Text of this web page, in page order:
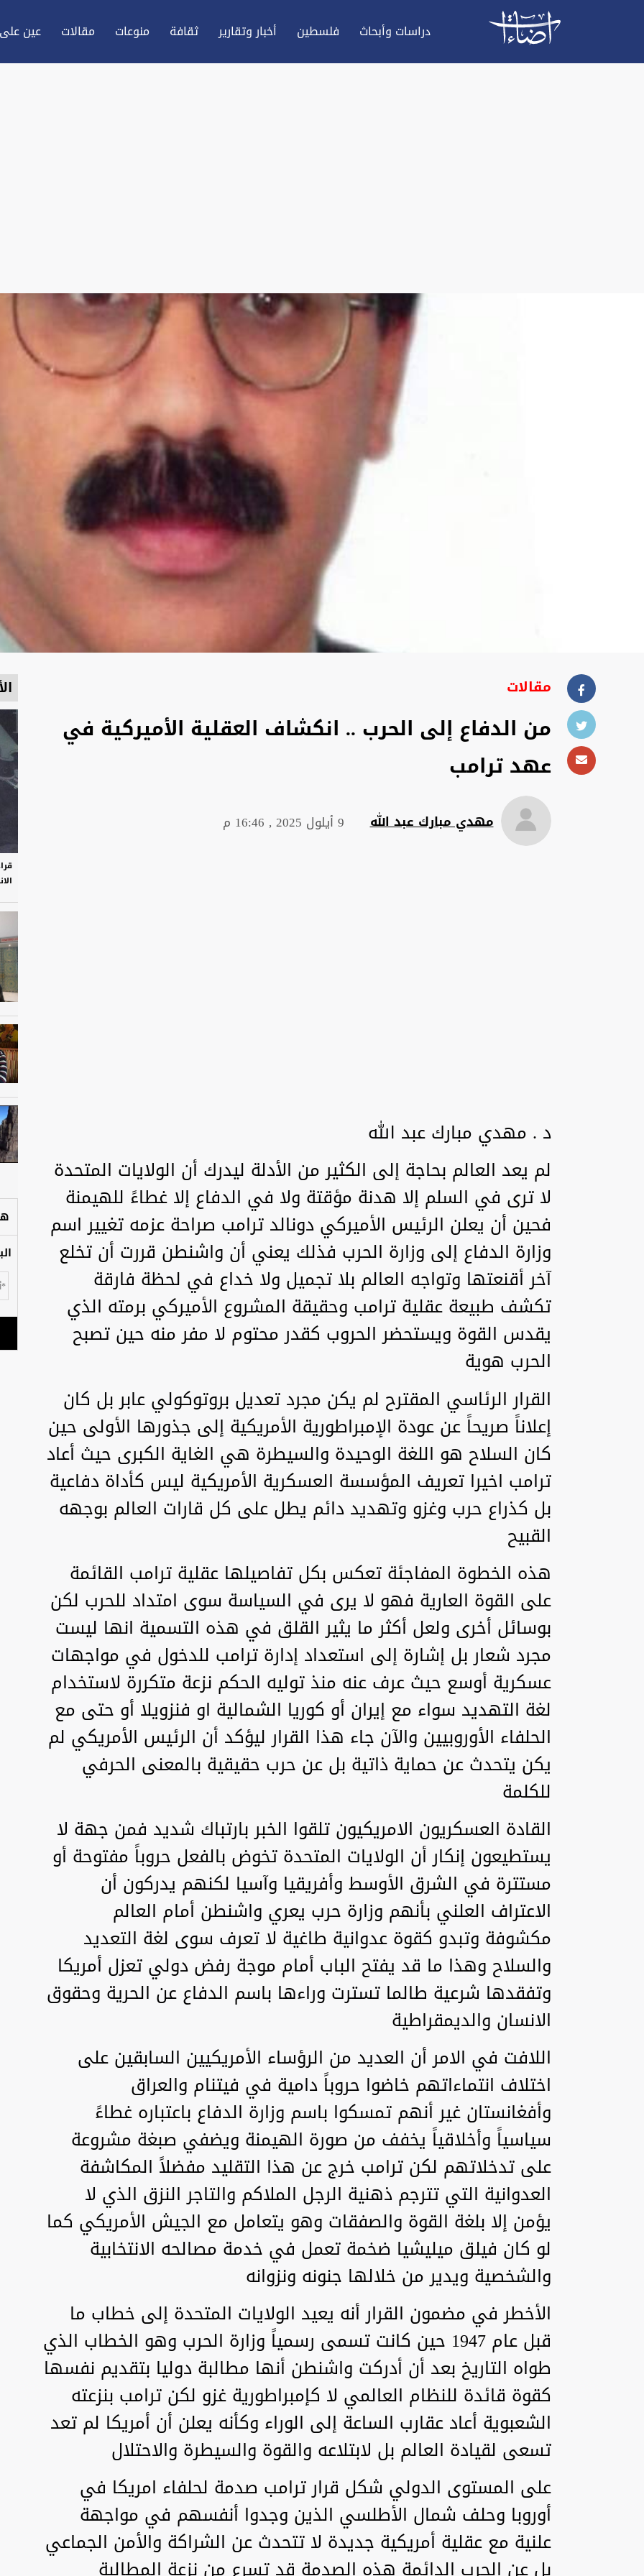
دراسات وأبحاث فلسطين أخبار وتقارير ثقافة منوعات مقالات عين
مقالات
من الدفاع إلى الحرب .. انكشاف العقلية الأميركية في
عهد ترامب
مهدي مبارك عبد الله 9 أيلول 2025 , 16:46 م
د . مهدي مبارك عبد الله
لم يعد العالم بحاجة إلى الكثير من الأدلة ليدرك أن الولايات المتحدة
لا ترى في السلم إلا هدنة مؤقتة ولا في الدفاع إلا غطاءً للهيمنة
فحين أن يعلن الرئيس الأميركي دونالد ترامب صراحة عزمه تغيير اسم
وزارة الدفاع إلى وزارة الحرب فذلك يعني أن واشنطن قررت أن تخلع
آخر أقنعتها وتواجه العالم بلا تجميل ولا خداع في لحظة فارقة
تكشف طبيعة عقلية ترامب وحقيقة المشروع الأميركي برمته الذي
يقدس القوة ويستحضر الحروب كقدر محتوم لا مفر منه حين تصبح
الحرب هوية
القرار الرئاسي المقترح لم يكن مجرد تعديل بروتوكولي عابر بل كان
إعلاناً صريحاً عن عودة الإمبراطورية الأمريكية إلى جذورها الأولى حين
كان السلاح هو اللغة الوحيدة والسيطرة هي الغاية الكبرى حيث أعاد
ترامب اخيرا تعريف المؤسسة العسكرية الأمريكية ليس كأداة دفاعية
بل كذراع حرب وغزو وتهديد دائم يطل على كل قارات العالم بوجهه
القبيح
هذه الخطوة المفاجئة تعكس بكل تفاصيلها عقلية ترامب القائمة
على القوة العارية فهو لا يرى في السياسة سوى امتداد للحرب لكن
بوسائل أخرى ولعل أكثر ما يثير القلق في هذه التسمية انها ليست
مجرد شعار بل إشارة إلى استعداد إدارة ترامب للدخول في مواجهات
عسكرية أوسع حيث عرف عنه منذ توليه الحكم نزعة متكررة لاستخدام
لغة التهديد سواء مع إيران أو كوريا الشمالية او فنزويلا أو حتى مع
الحلفاء الأوروبيين والآن جاء هذا القرار ليؤكد أن الرئيس الأمريكي لم
يكن يتحدث عن حماية ذاتية بل عن حرب حقيقية بالمعنى الحرفي
للكلمة
القادة العسكريون الامريكيون تلقوا الخبر بارتباك شديد فمن جهة لا
يستطيعون إنكار أن الولايات المتحدة تخوض بالفعل حروباً مفتوحة أو
مستترة في الشرق الأوسط وأفريقيا وآسيا لكنهم يدركون أن
الاعتراف العلني بأنهم وزارة حرب يعري واشنطن أمام العالم
مكشوفة وتبدو كقوة عدوانية طاغية لا تعرف سوى لغة التعديد
والسلاح وهذا ما قد يفتح الباب أمام موجة رفض دولي تعزل أمريكا
وتفقدها شرعية طالما تسترت وراءها باسم الدفاع عن الحرية وحقوق
الانسان والديمقراطية
اللافت في الامر أن العديد من الرؤساء الأمريكيين السابقين على
اختلاف انتماءاتهم خاضوا حروباً دامية في فيتنام والعراق
وأفغانستان غير أنهم تمسكوا باسم وزارة الدفاع باعتباره غطاءً
سياسياً وأخلاقياً يخفف من صورة الهيمنة ويضفي صبغة مشروعة
على تدخلاتهم لكن ترامب خرج عن هذا التقليد مفضلاً المكاشفة
العدوانية التي تترجم ذهنية الرجل الملاكم والتاجر النزق الذي لا
يؤمن إلا بلغة القوة والصفقات وهو يتعامل مع الجيش الأمريكي كما
لو كان فيلق ميليشيا ضخمة تعمل في خدمة مصالحه الانتخابية
والشخصية ويدير من خلالها جنونه ونزوانه
الأخطر في مضمون القرار أنه يعيد الولايات المتحدة إلى خطاب ما
قبل عام 1947 حين كانت تسمى رسمياً وزارة الحرب وهو الخطاب الذي
طواه التاريخ بعد أن أدركت واشنطن أنها مطالبة دوليا بتقديم نفسها
كقوة قائدة للنظام العالمي لا كإمبراطورية غزو لكن ترامب بنزعته
الشعبوية أعاد عقارب الساعة إلى الوراء وكأنه يعلن أن أمريكا لم تعد
تسعى لقيادة العالم بل لابتلاعه والقوة والسيطرة والاحتلال
على المستوى الدولي شكل قرار ترامب صدمة لحلفاء امريكا في
أوروبا وحلف شمال الأطلسي الذين وجدوا أنفسهم في مواجهة
علنية مع عقلية أمريكية جديدة لا تتحدث عن الشراكة والأمن الجماعي